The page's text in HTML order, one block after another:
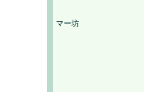
マー坊